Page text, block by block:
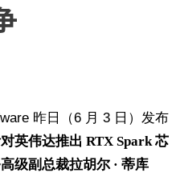
昨日（6 月 3 日）发布
英伟达推出 RTX Spark 芯
级副总裁拉胡尔 · 蒂库